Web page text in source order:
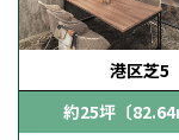
港区芝5
約25坪〔